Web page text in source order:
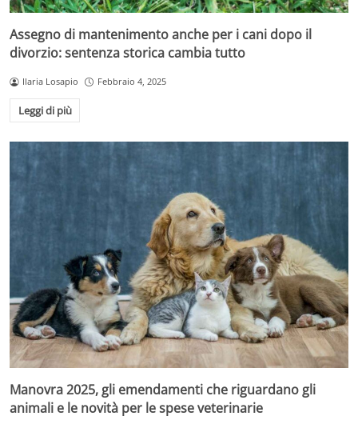
Assegno di mantenimento anche per i cani dopo il
divorzio: sentenza storica cambia tutto
Ilaria Losapio Febbraio 4, 2025
Leggi di più
Manovra 2025, gli emendamenti che riguardano gli
animali e le novità per le spese veterinarie